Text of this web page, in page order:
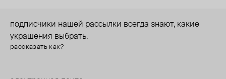
подписчики нашей рассылки всегда знают, какие
украшения выбрать.
рассказать как?